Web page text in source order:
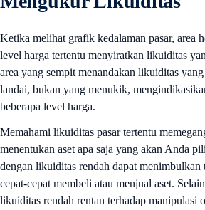
Ketika melihat grafik kedalaman pasar, area
level harga tertentu menyiratkan likuiditas
area yang sempit menandakan likuiditas
landai, bukan yang menukik,
beberapa level harga.
Memahami likuiditas pasar tertentu
menentukan aset apa saja yang akan Anda
dengan likuiditas rendah dapat
cepat-cepat membeli atau menjual aset.
likuiditas rendah rentan terhadap manipulasi